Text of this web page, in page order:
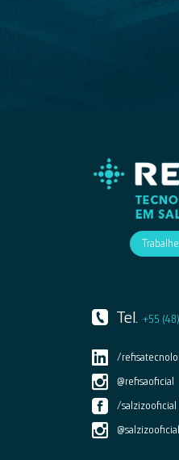
Tel. +55 (48)
/
@refisaoficial
/salzizooficial
@salzizooficial